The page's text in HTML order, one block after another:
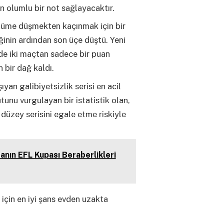
olumlu bir not sağlayacaktır.
düşmekten kaçınmak için bir
ardından son üçe düştü. Yeni
iki maçtan sadece bir puan
bir dağ kaldı.
galibiyetsizlik serisi en acil
vurgulayan bir istatistik olan,
serisini egale etme riskiyle
EFL Kupası Beraberlikleri
en iyi şans evden uzakta